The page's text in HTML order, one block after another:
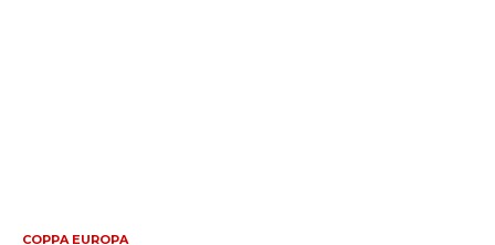
COPPA EUROPA